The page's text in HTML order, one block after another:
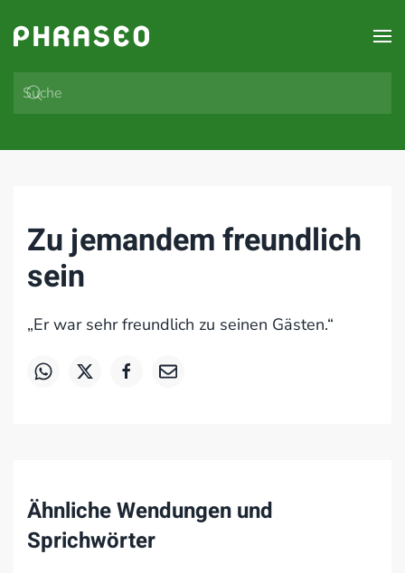
Zum Hauptinhalt springen
Zu jemandem freundlich
sein
„Er war sehr freundlich zu seinen Gästen.“
Ähnliche Wendungen und
Sprichwörter